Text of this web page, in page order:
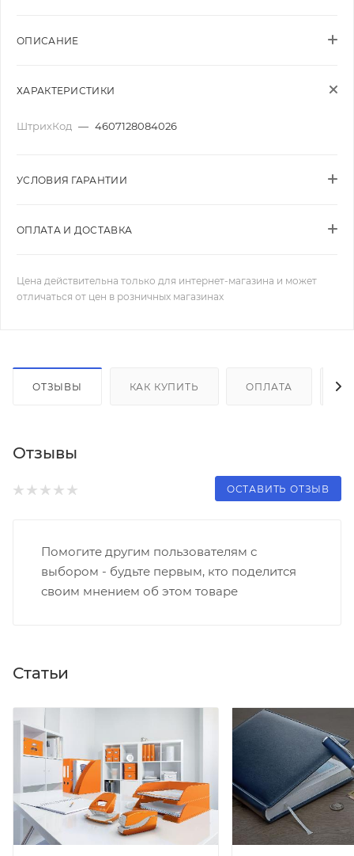
ОПИСАНИЕ
ХАРАКТЕРИСТИКИ
ШтрихКод — 4607128084026
УСЛОВИЯ ГАРАНТИИ
ОПЛАТА И ДОСТАВКА
Цена действительна только для интернет-магазина и может
отличаться от цен в розничных магазинах
ОТЗЫВЫ КАК КУПИТЬ ОПЛАТА
Отзывы
ОСТАВИТЬ ОТЗЫВ
Помогите другим пользователям с
выбором - будьте первым, кто поделится
своим мнением об этом товаре
Статьи